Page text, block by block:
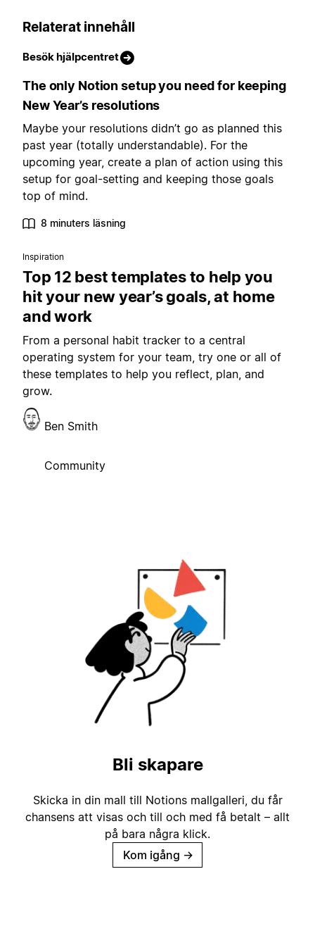
Relaterat innehåll
Besök hjälpcentret
The only Notion setup you need for keeping
New Year’s resolutions
Maybe your resolutions didn’t go as planned this
past year (totally understandable). For the
upcoming year, create a plan of action using this
setup for goal-setting and keeping those goals
top of mind.
8 minuters läsning
Inspiration
Top 12 best templates to help you
hit your new year’s goals, at home
and work
From a personal habit tracker to a central
operating system for your team, try one or all of
these templates to help you reflect, plan, and
grow.
Ben Smith
Community
Bli skapare
Skicka in din mall till Notions mallgalleri, du får
chansens att visas och till och med få betalt – allt
på bara några klick.
Kom igång →